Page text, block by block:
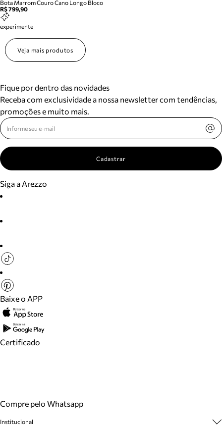
Bota Marrom Couro Cano Longo Bloco
R$ 799,90
experimente
Veja mais produtos
Fique por dentro das novidades
Receba com exclusividade a nossa newsletter com tendências,
promoções e muito mais.
Cadastrar
Siga a Arezzo
Baixe o APP
Certificado
Compre pelo Whatsapp
Institucional